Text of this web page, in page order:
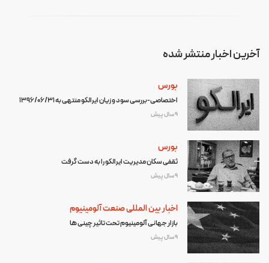
آخرین اخبار منتشر شده
بورس
اختصاصی-بررسی سود و زیان ایرالکو منتهی به 1396/06/31
9 سال پیش
بورس
ثقفی سکان مدیریت ایرالکو را به دست گرفت
9 سال پیش
اخبار بین المللی صنعت آلومینیوم
بازار جهانی آلومینیوم تحت تاثیر چینی ها
9 سال پیش